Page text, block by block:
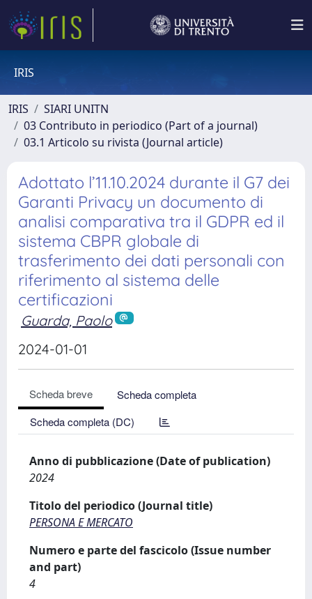
IRIS
IRIS
SIARI UNITN
03 Contributo in periodico (Part of a journal)
03.1 Articolo su rivista (Journal article)
Adottato l’11.10.2024 durante il G7 dei
Garanti Privacy un documento di
analisi comparativa tra il GDPR ed il
sistema CBPR globale di
trasferimento dei dati personali con
riferimento al sistema delle
certificazioni
Guarda, Paolo
2024-01-01
Scheda breve
Scheda completa
Scheda completa (DC)
Anno di pubblicazione (Date of publication)
2024
Titolo del periodico (Journal title)
PERSONA E MERCATO
Numero e parte del fascicolo (Issue number
and part)
4